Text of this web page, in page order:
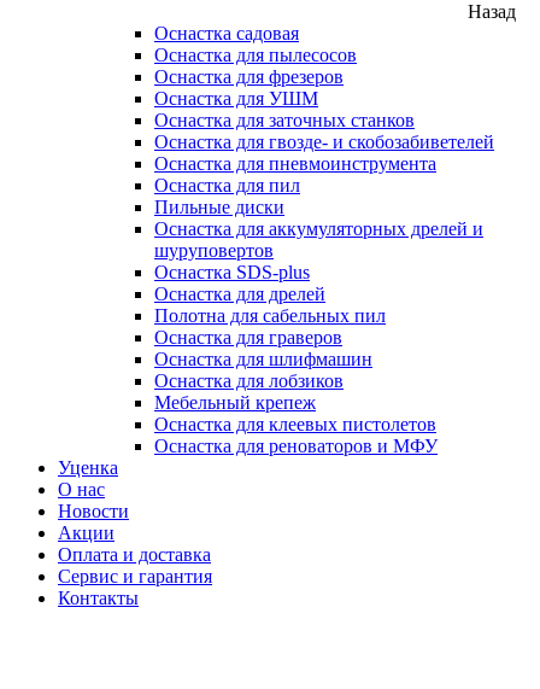
Назад
Оснастка садовая
Оснастка для пылесосов
Оснастка для фрезеров
Оснастка для УШМ
Оснастка для заточных станков
Оснастка для гвозде- и скобозабиветелей
Оснастка для пневмоинструмента
Оснастка для пил
Пильные диски
Оснастка для аккумуляторных дрелей и
шуруповертов
Оснастка SDS-plus
Оснастка для дрелей
Полотна для сабельных пил
Оснастка для граверов
Оснастка для шлифмашин
Оснастка для лобзиков
Мебельный крепеж
Оснастка для клеевых пистолетов
Оснастка для реноваторов и МФУ
Уценка
О нас
Новости
Акции
Оплата и доставка
Сервис и гарантия
Контакты